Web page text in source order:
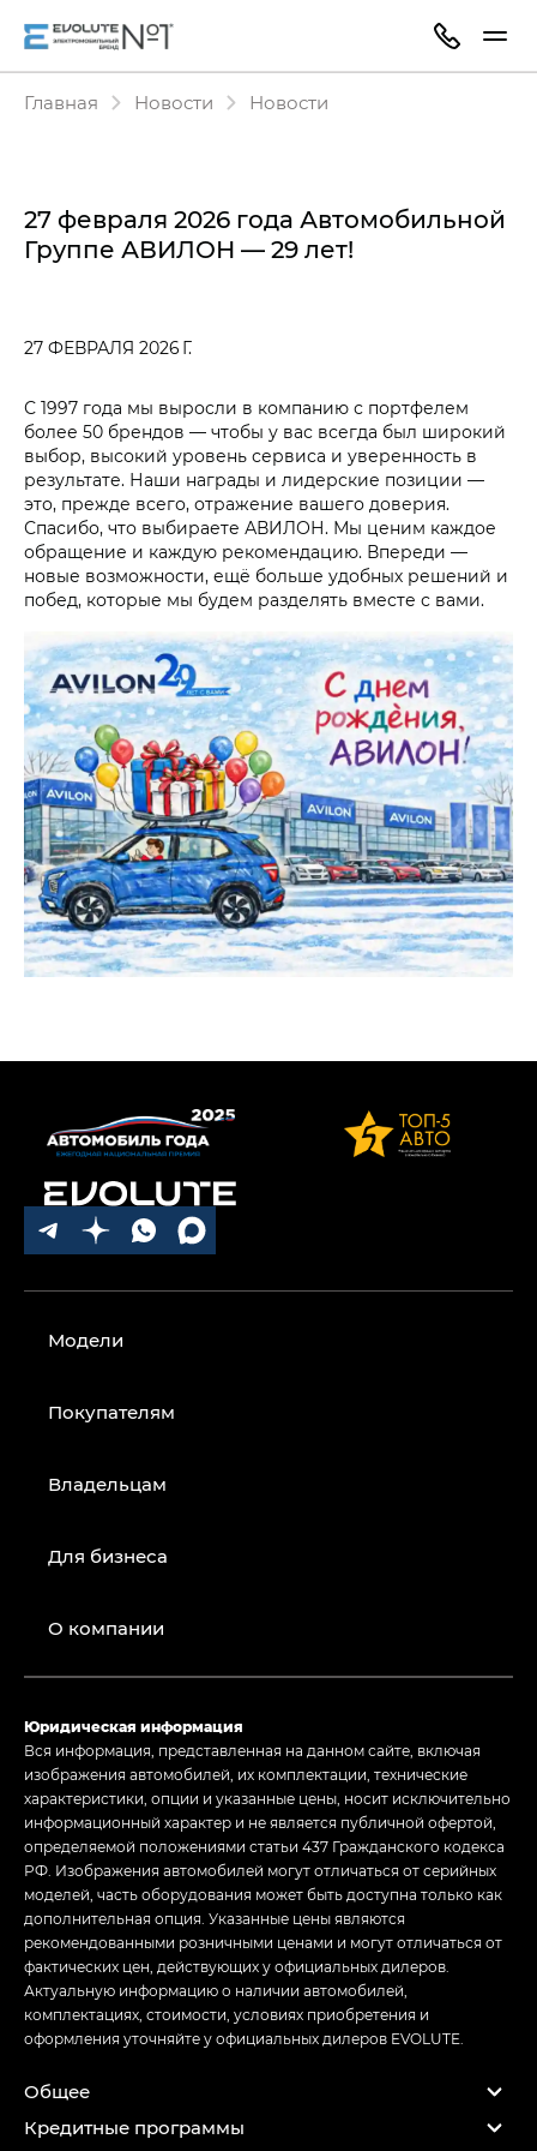
Главная Новости Новости
27 февраля 2026 года Автомобильной
Группе АВИЛОН — 29 лет!
27 ФЕВРАЛЯ 2026 Г.
С 1997 года мы выросли в компанию с портфелем
более 50 брендов — чтобы у вас всегда был широкий
выбор, высокий уровень сервиса и уверенность в
результате. Наши награды и лидерские позиции —
это, прежде всего, отражение вашего доверия.
Спасибо, что выбираете АВИЛОН. Мы ценим каждое
обращение и каждую рекомендацию. Впереди —
новые возможности, ещё больше удобных решений и
побед, которые мы будем разделять вместе с вами.
Модели
Покупателям
Владельцам
Для бизнеса
О компании
Юридическая информация
Вся информация, представленная на данном сайте, включая
изображения автомобилей, их комплектации, технические
характеристики, опции и указанные цены, носит исключительно
информационный характер и не является публичной офертой,
определяемой положениями статьи 437 Гражданского кодекса
РФ. Изображения автомобилей могут отличаться от серийных
моделей, часть оборудования может быть доступна только как
дополнительная опция. Указанные цены являются
рекомендованными розничными ценами и могут отличаться от
фактических цен, действующих у официальных дилеров.
Актуальную информацию о наличии автомобилей,
комплектациях, стоимости, условиях приобретения и
оформления уточняйте у официальных дилеров EVOLUTE.
Общее
Кредитные программы